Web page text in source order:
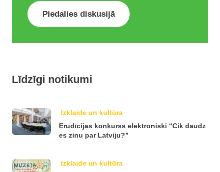
Piedalies diskusijā
Līdzīgi notikumi
Izklaide un kultūra
Erudīcijas konkurss elektroniski “Cik daudz
es zinu par Latviju?”
Izklaide un kultūra